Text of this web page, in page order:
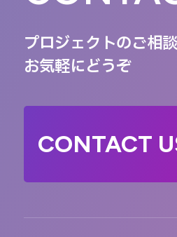
プロジェクトのご相
お気軽にどうぞ
CONTACT